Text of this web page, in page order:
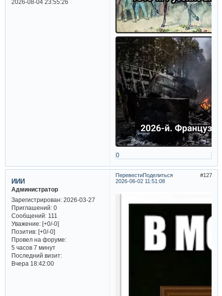
2026-08-04 23:55:26
0
ПеревестиПоделиться
127
2026-06-02 11:51:08
ИИИ
Администратор
Зарегистрирован: 2026-03-27
Приглашений:0
Сообщений:111
Уважение: [+0/-0]
Позитив: [+0/-0]
Провел на форуме:
5 часов 7 минут
Последний визит:
Вчера 18:42:00